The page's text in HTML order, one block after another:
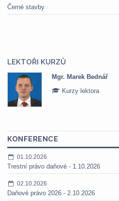
Černé stavby
LEKTOŘI KURZŮ
Mgr. Marek Bednář
Kurzy lektora
KONFERENCE
01.10.2026
Trestní právo daňové - 1.10.2026
02.10.2026
Daňové právo 2026 - 2.10.2026